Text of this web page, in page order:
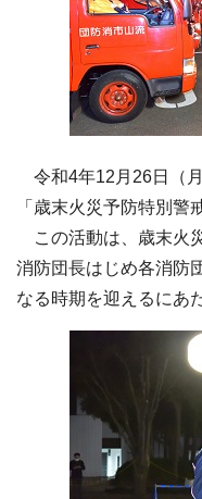
令和4年12月26日（
「歳末火災予防特別警
この活動は、歳末火
消防団長はじめ各消防
なる時期を迎えるにあ